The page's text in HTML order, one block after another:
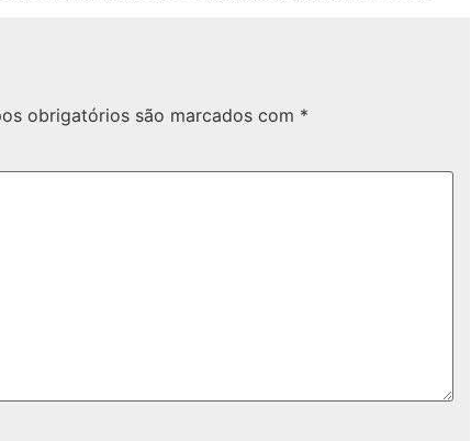
obrigatórios são marcados com *